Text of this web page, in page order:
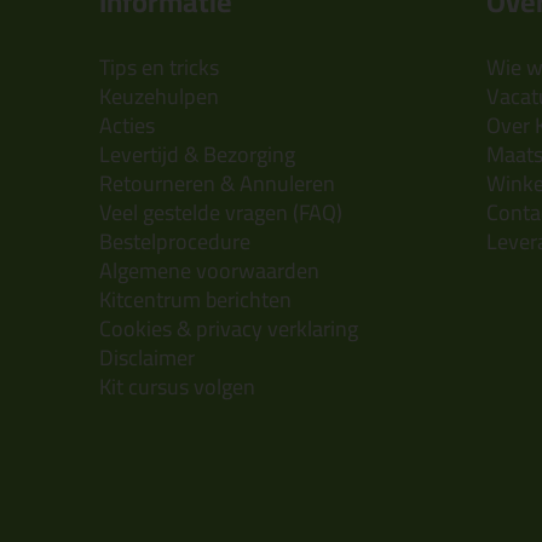
Tips en tricks
Keuzehulpen
Acties
Levertijd & Bezorging
Retourneren & Annuleren
Veel gestelde vragen (FAQ)
Bestelprocedure
Algemene voorwaarden
Kitcentrum berichten
Cookies & privacy verklaring
Disclaimer
Kit cursus volgen
Wie
Over